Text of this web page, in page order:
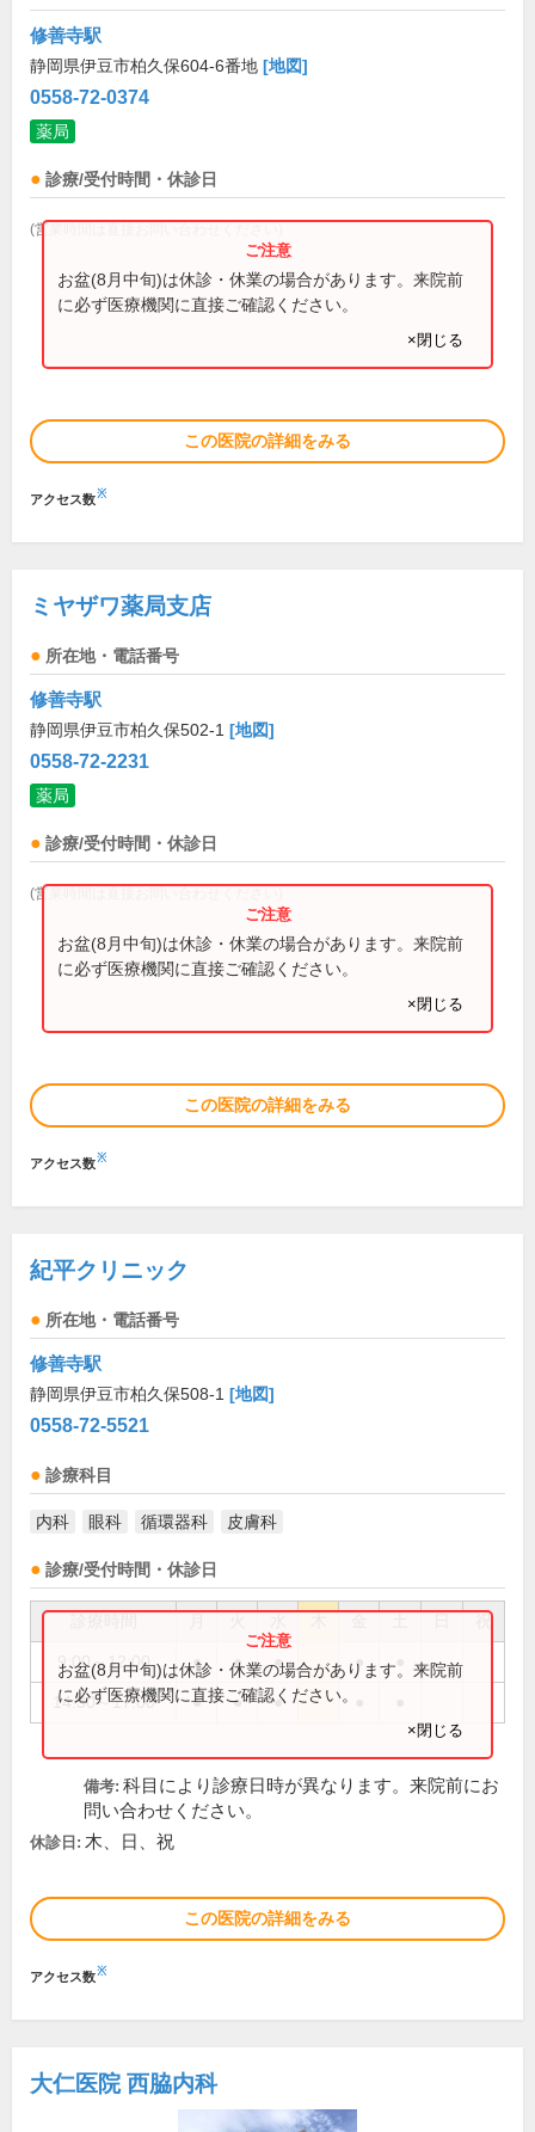
修善寺駅
静岡県伊豆市柏久保604-6番地 [地図]
0558-72-0374
薬局
診療/受付時間・休診日
(営業時間は直接お問い合わせください)
お盆(8月中旬)は休診・休業の場合があります。来院前
に必ず医療機関に直接ご確認ください。
×閉じる
この医院の詳細をみる
アクセス数※
ミヤザワ薬局支店
所在地・電話番号
修善寺駅
静岡県伊豆市柏久保502-1 [地図]
0558-72-2231
薬局
診療/受付時間・休診日
(営業時間は直接お問い合わせください)
お盆(8月中旬)は休診・休業の場合があります。来院前
に必ず医療機関に直接ご確認ください。
×閉じる
この医院の詳細をみる
アクセス数※
紀平クリニック
所在地・電話番号
修善寺駅
静岡県伊豆市柏久保508-1 [地図]
0558-72-5521
診療科目
内科 眼科 循環器科 皮膚科
診療/受付時間・休診日
祝
9:00～12:00 ● ● ● ●
14:30～17:00 ● ● ●
お盆(8月中旬)は休診・休業の場合があります。来院前
に必ず医療機関に直接ご確認ください。
×閉じる
備考: 科目により診療日時が異なります。来院前にお
問い合わせください。
休診日: 木、日、祝
この医院の詳細をみる
アクセス数※
大仁医院 西脇内科